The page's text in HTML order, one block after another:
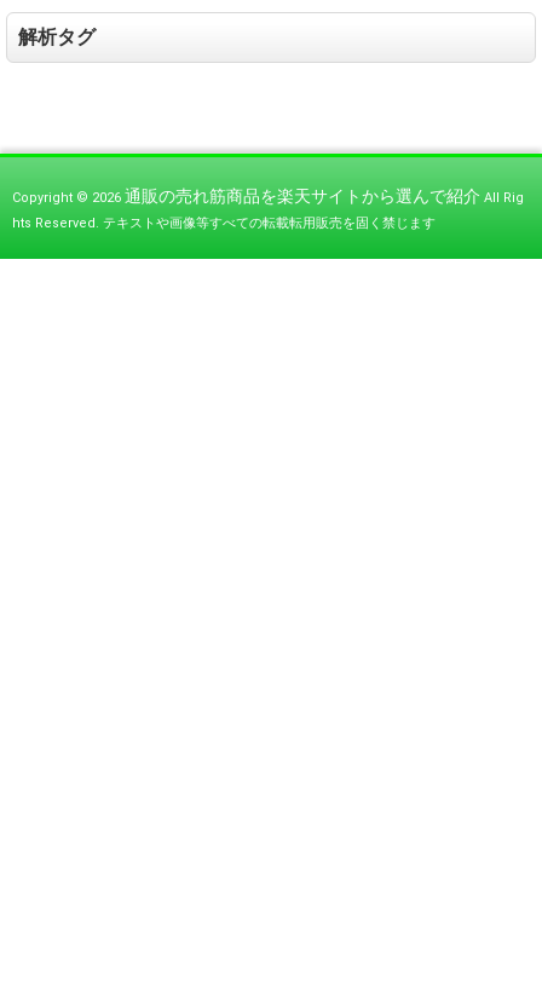
解析タグ
Copyright © 2026 通販の売れ筋商品を楽天サイトから選んで紹介 All Rig
hts Reserved. テキストや画像等すべての転載転用販売を固く禁じます